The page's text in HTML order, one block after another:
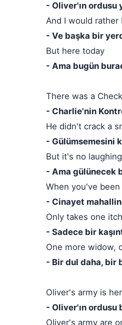
- Oliver'ın ordusu
And I would rather
- Ve başka bir
But here today
- Ama bugün
There was a
- Charlie'nin
He didn't crack a
- Gülümsemesini
But it's no
- Ama gülünecek
When you've
- Cinayet
Only takes one
- Sadece bir
One more widow,
- Bir dul daha, bir
Oliver's army is
- Oliver'ın ordusu
Oliver's army are